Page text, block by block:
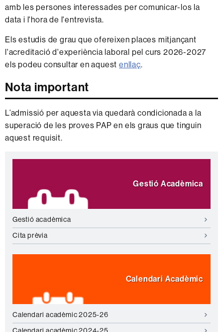
amb les persones interessades per comunicar-los la
data i l'hora de l'entrevista.
Els estudis de grau que ofereixen places mitjançant
l'acreditació d'experiència laboral pel curs 2026-2027
els podeu consultar en aquestenllaç.
Nota important
L’admissió per aquesta via quedarà condicionada a la
superació de les proves PAP en els graus que tinguin
aquest requisit.
Informació
Destaquem
Gestió Acadèmica
Gestió acadèmica
Cita prèvia
Calendari Acadèmic
Calendari acadèmic 2025-26